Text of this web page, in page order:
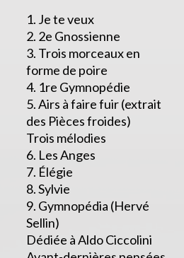
1. Je te veux
2. 2e Gnossienne
3. Trois morceaux en
forme de poire
4. 1re Gymnopédie
5. Airs à faire fuir (extrait
des Pièces froides)
Trois mélodies
6. Les Anges
7. Élégie
8. Sylvie
9. Gymnopédia (Hervé
Sellin)
Dédiée à Aldo Ciccolini